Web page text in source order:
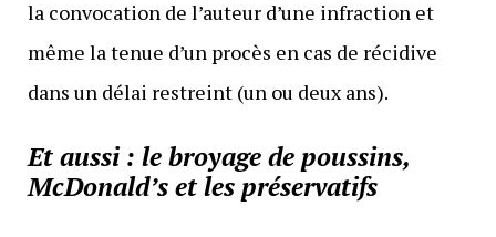
la convocation de l’auteur d’une infraction et
même la tenue d’un procès en cas de récidive
dans un délai restreint (un ou deux ans).
Et aussi : le broyage de poussins,
McDonald’s et les préservatifs